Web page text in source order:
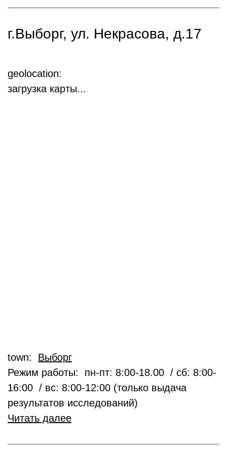
г.Выборг, ул. Некрасова, д.17
geolocation:
загрузка карты...
town: Выборг
Режим работы: пн-пт: 8:00-18.00 / сб: 8:00-
16:00 / вс: 8:00-12:00 (только выдача
результатов исследований)
Читать далее